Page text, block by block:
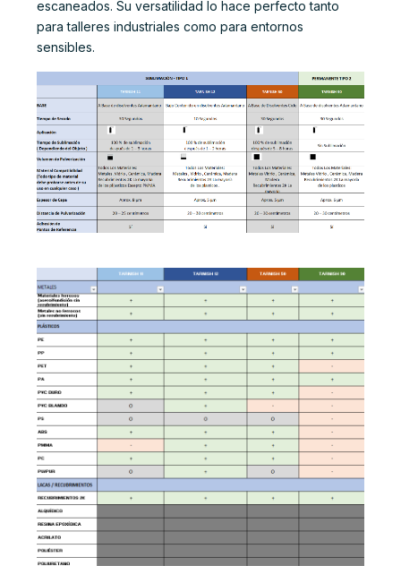
escaneados. Su versatilidad lo hace perfecto tanto
para talleres industriales como para entornos
sensibles.